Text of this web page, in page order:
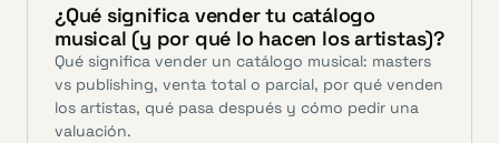
¿Qué significa vender tu catálogo
musical (y por qué lo hacen los artistas)?
Qué significa vender un catálogo musical: masters
vs publishing, venta total o parcial, por qué venden
los artistas, qué pasa después y cómo pedir una
valuación.